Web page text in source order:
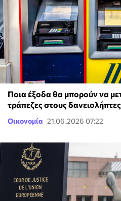
Ποια έξοδα θα μπορούν να
τράπεζες στους δανειολήπτες
Οικονομία 21.06.2026 07:22